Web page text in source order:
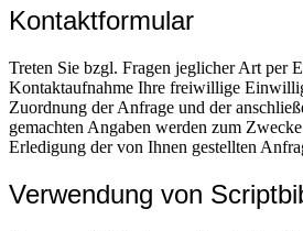
Kontaktformular
Treten Sie bzgl. Fragen jeglicher Art per
Kontaktaufnahme Ihre freiwillige
Zuordnung der Anfrage und der
gemachten Angaben werden zum
Erledigung der von Ihnen gestellten
Verwendung von